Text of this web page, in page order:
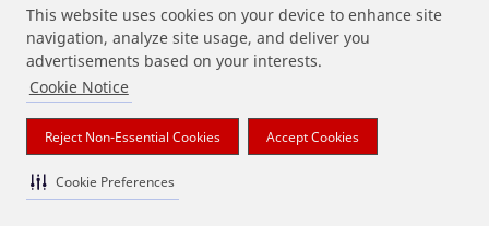
This website uses cookies on your device to enhance site
navigation, analyze site usage, and deliver you
advertisements based on your interests.
Cookie Notice
Reject Non-Essential Cookies Accept Cookies
Cookie Preferences